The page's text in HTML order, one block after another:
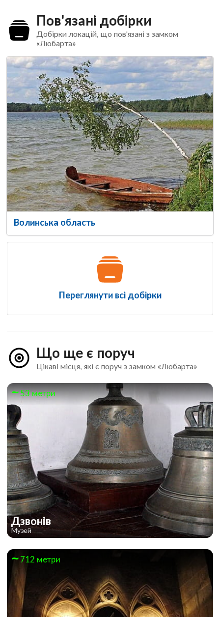
Пов'язані добірки
Добірки локацій, що пов'язані з замком
«Любарта»
Волинська область
Переглянути всі добірки
Що ще є поруч
Цікаві місця, які є поруч з замком «Любарта»
53 метри
Дзвонів
Музей
712 метри